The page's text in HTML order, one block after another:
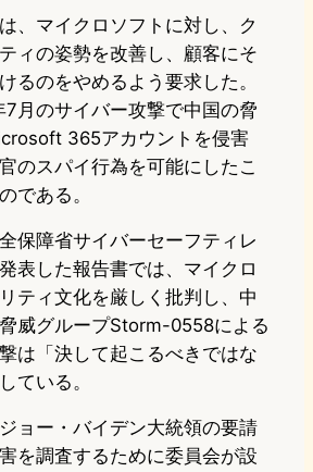
o
d
o
n
e
s
k
y
b
o
o
k
n
a
、マイクロソフトに対し、ク
ィの姿勢を改善し、顧客にそ
るのをやめるよう要求した。
月のサイバー攻撃で中国の脅
365アカウントを侵害
のスパイ行為を可能にしたこ
である。
保障省サイバーセーフティレ
表した報告書では、マイクロ
ティ文化を厳しく批判し、中
威グループStorm-0558による
は「決して起こるべきではな
ている。
ョー・バイデン大統領の要請
を調査するために委員会が設